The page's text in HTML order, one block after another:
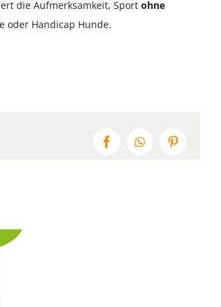
die Aufmerksamkeit, Sport ohne
oder Handicap Hunde.
FacebookWhatsAppPinterest